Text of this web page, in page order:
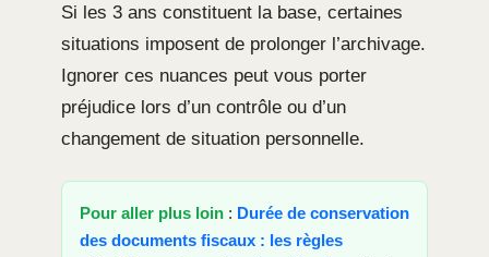
Si les 3 ans constituent la base, certaines
situations imposent de prolonger l’archivage.
Ignorer ces nuances peut vous porter
préjudice lors d’un contrôle ou d’un
changement de situation personnelle.
Pour aller plus loin : Durée de conservation
des documents fiscaux : les règles